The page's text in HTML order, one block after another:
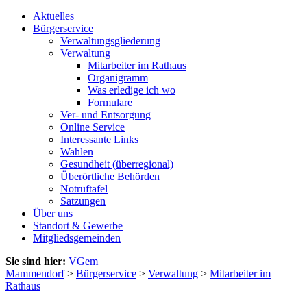
Aktuelles
Bürgerservice
Verwaltungsgliederung
Verwaltung
Mitarbeiter im Rathaus
Organigramm
Was erledige ich wo
Formulare
Ver- und Entsorgung
Online Service
Interessante Links
Wahlen
Gesundheit (überregional)
Überörtliche Behörden
Notruftafel
Satzungen
Über uns
Standort & Gewerbe
Mitgliedsgemeinden
Sie sind hier: VGem
Mammendorf> Bürgerservice > Verwaltung > Mitarbeiter im
Rathaus